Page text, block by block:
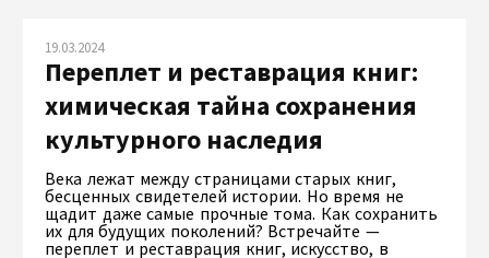
19.03.2024
Переплет и реставрация книг:
химическая тайна сохранения
культурного наследия
Века лежат между страницами старых книг,
бесценных свидетелей истории. Но время не
щадит даже самые прочные тома. Как сохранить
их для будущих поколений? Встречайте —
переплет и реставрация книг, искусство, в